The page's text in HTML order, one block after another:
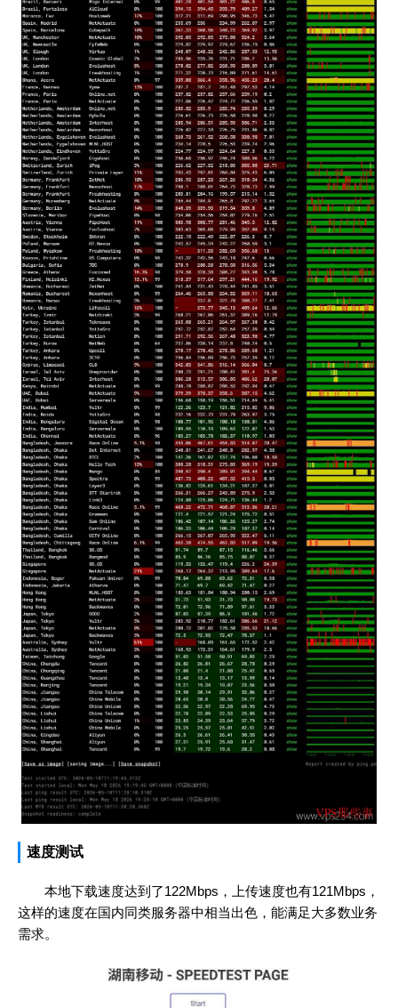
速度测试
本地下载速度达到了122Mbps，上传速度也有121Mbps，
这样的速度在国内同类服务器中相当出色，能满足大多数业务
需求。